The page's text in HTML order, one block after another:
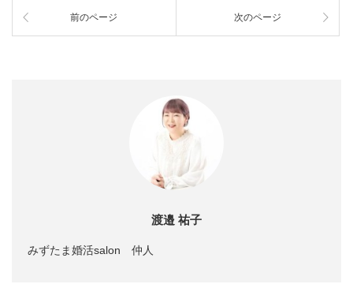
前のページ 次のページ
渡邉 祐子
みずたま婚活salon 仲人